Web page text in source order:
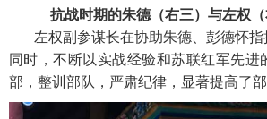
抗战时期的朱德（右三）与左权
左权副参谋长在协助朱德、彭德怀
同时，不断以实战经验和苏联红军先进
部，整训部队，严肃纪律，显著提高了部